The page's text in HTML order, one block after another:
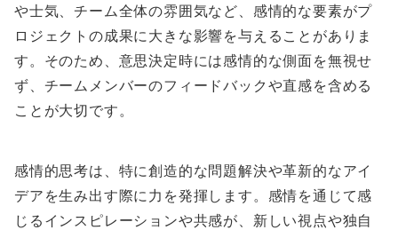
や士気、チーム全体の雰囲気など、感情的な要素がプ
ロジェクトの成果に大きな影響を与えることがありま
す。そのため、意思決定時には感情的な側面を無視せ
ず、チームメンバーのフィードバックや直感を含める
ことが大切です。
感情的思考は、特に創造的な問題解決や革新的なアイ
デアを生み出す際に力を発揮します。感情を通じて感
じるインスピレーションや共感が、新しい視点や独自